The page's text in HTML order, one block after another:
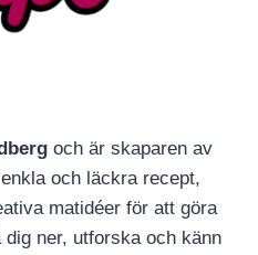
och är skaparen av
och läckra recept,
matidéer för att göra
ner, utforska och känn